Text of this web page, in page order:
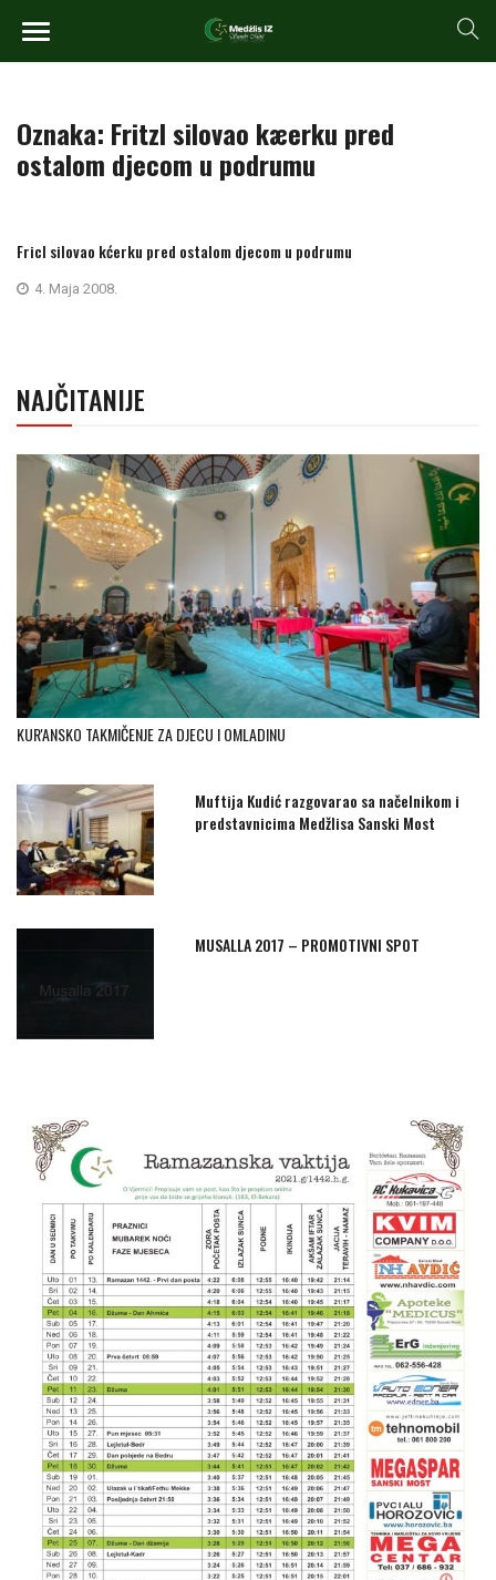
Oznaka: Fritzl silovao kæerku pred
ostalom djecom u podrumu
Fricl silovao kćerku pred ostalom djecom u podrumu
4. Maja 2008.
NAJČITANIJE
KUR'ANSKO TAKMIČENJE ZA DJECU I OMLADINU
Muftija Kudić razgovarao sa načelnikom i
predstavnicima Medžlisa Sanski Most
MUSALLA 2017 – PROMOTIVNI SPOT